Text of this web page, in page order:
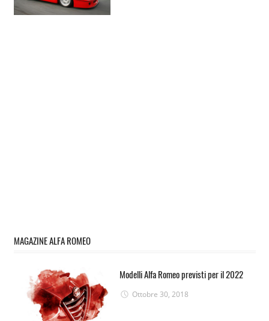
MAGAZINE ALFA ROMEO
Modelli Alfa Romeo previsti per il 2022
Ottobre 30, 2018